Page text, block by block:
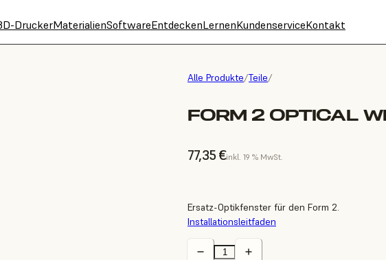
DruckerMaterialienSoftwareEntdeckenLernenKundenserviceKontakt
Alle Produkte/Teile/
FORM 2 OPTICAL
77,35 €inkl. 19 % MwSt.
Ersatz-Optikfenster für den Form 2.
Installationsleitfaden